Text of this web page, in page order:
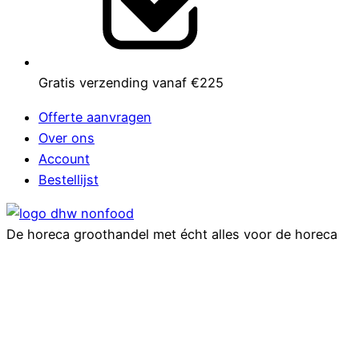
Gratis verzending vanaf €225
Offerte aanvragen
Over ons
Account
Bestellijst
De horeca groothandel met écht alles voor de horeca